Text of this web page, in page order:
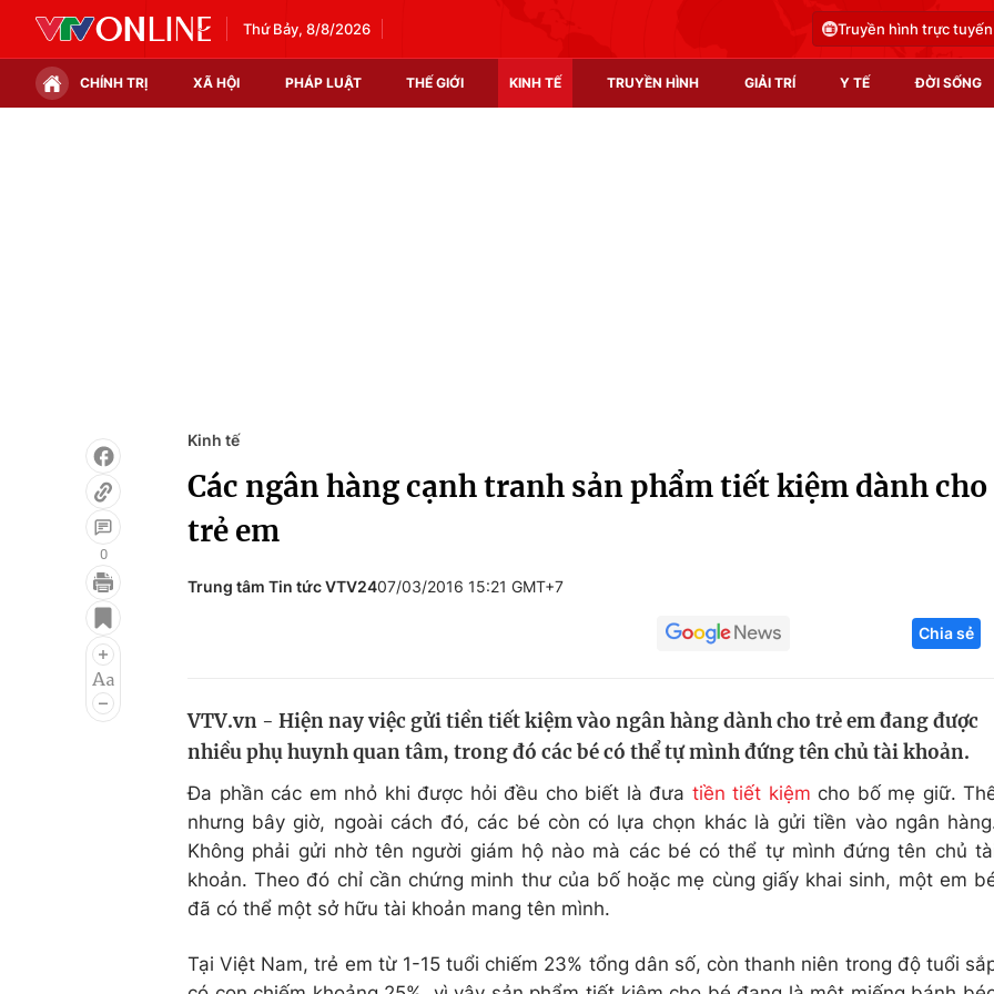
Thứ Bảy, 8/8/2026 Truyền hình trực tuyến
CHÍNH TRỊ XÃ HỘI PHÁP LUẬT THẾ GIỚI KINH TẾ TRUYỀN HÌNH GIẢI TRÍ Y TẾ ĐỜI SỐNG
Infographic
Điện ảnh
Âm nhạc
Chất lượng cuộc sống
Tuyển sinh
Hitech Công
Thị trường
0
Kinh tế
Các ngân hàng cạnh tranh sản phẩm tiết kiệm dành cho
trẻ em
Trung tâm Tin tức VTV2407/03/2016 15:21 GMT+7
Chia sẻ
VTV.vn - Hiện nay việc gửi tiền tiết kiệm vào ngân hàng dành cho trẻ em đang được
nhiều phụ huynh quan tâm, trong đó các bé có thể tự mình đứng tên chủ tài khoản.
Đa phần các em nhỏ khi được hỏi đều cho biết là đưa tiền tiết kiệm cho bố mẹ giữ.
nhưng bây giờ, ngoài cách đó, các bé còn có lựa chọn khác là gửi tiền vào ngân
Không phải gửi nhờ tên người giám hộ nào mà các bé có thể tự mình đứng tên chủ
khoản. Theo đó chỉ cần chứng minh thư của bố hoặc mẹ cùng giấy khai sinh, một em
đã có thể một sở hữu tài khoản mang tên mình.
Tại Việt Nam, trẻ em từ 1-15 tuổi chiếm 23% tổng dân số, còn thanh niên trong độ tuổi